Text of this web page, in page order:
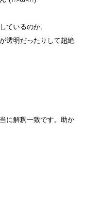
ているのか、
透明だったりして超絶
に解釈一致です。助か